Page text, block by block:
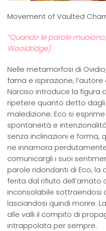
Movement of Vaulted
“Quando le parole
Wooldridge)
Nelle metamorfosi di
fama e ispirazione,
Narciso introduce la figura
ripetere quanto detto dagli
maledizione; Eco si
spontaneità e
senza inclinazioni e forma,
ne innamora
comunicargli i suoi
parole ridondanti di Eco, la
ferita dal rifiuto dell’amato
inconsolabile sottraendosi
lasciandosi quindi morire.
alle valli il compito di
intrappolata per sempre.